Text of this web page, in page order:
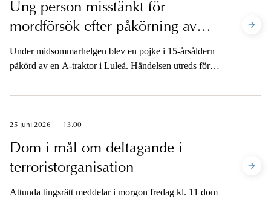
Ung person misstänkt för
mordförsök efter påkörning av
jämnårig
Under midsommarhelgen blev en pojke i 15-årsåldern
påkörd av en A-traktor i Luleå. Händelsen utreds för
25 juni 2026 13.00
Dom i mål om deltagande i
terroristorganisation
Attunda tingsrätt meddelar i morgon fredag kl. 11 dom